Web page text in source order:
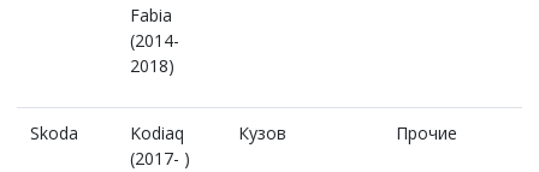
Fabia
(2014-
2018)
Skoda
Kodiaq
(2017- )
Кузов Прочие